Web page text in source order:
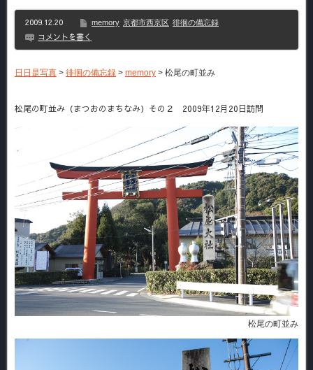
2009.12.20 memory 京都市西京区 徘徊の備忘録
コメントを書く
日日是写真 > 徘徊の備忘録 > memory > 松尾の町並み
松尾の町並み（まつおのまちなみ）その２ 2009年12月20日訪問
松尾の町並み